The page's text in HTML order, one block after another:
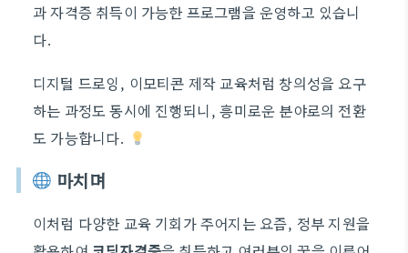
과 자격증 취득이 가능한 프로그램을 운영하고 있습니
다.
디지털 드로잉, 이모티콘 제작 교육처럼 창의성을 요구
하는 과정도 동시에 진행되니, 흥미로운 분야로의 전환
도 가능합니다.
마치며
이처럼 다양한 교육 기회가 주어지는 요즘, 정부 지원을